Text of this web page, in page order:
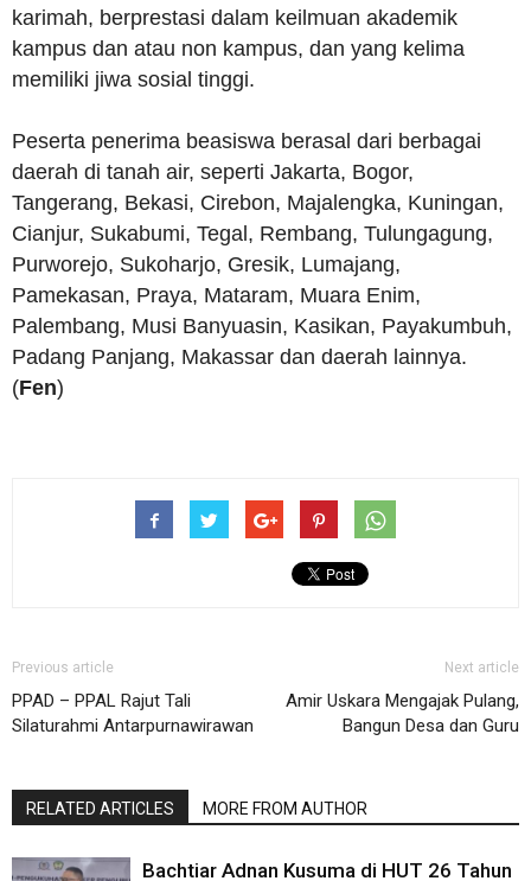
karimah, berprestasi dalam keilmuan akademik
kampus dan atau non kampus, dan yang kelima
memiliki jiwa sosial tinggi.
Peserta penerima beasiswa berasal dari berbagai
daerah di tanah air, seperti Jakarta, Bogor,
Tangerang, Bekasi, Cirebon, Majalengka, Kuningan,
Cianjur, Sukabumi, Tegal, Rembang, Tulungagung,
Purworejo, Sukoharjo, Gresik, Lumajang,
Pamekasan, Praya, Mataram, Muara Enim,
Palembang, Musi Banyuasin, Kasikan, Payakumbuh,
Padang Panjang, Makassar dan daerah lainnya.
(Fen)
Previous article
PPAD – PPAL Rajut Tali
Silaturahmi Antarpurnawirawan
Next article
Amir Uskara Mengajak Pulang,
Bangun Desa dan Guru
RELATED ARTICLES MORE FROM AUTHOR
Bachtiar Adnan Kusuma di HUT 26 Tahun